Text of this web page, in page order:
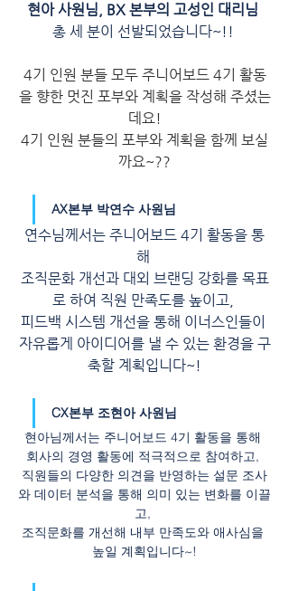
현아 사원님, BX 본부의 고성인 대리님
총 세 분이 선발되었습니다~!!
4기 인원 분들 모두 주니어보드 4기 활동
을 향한 멋진 포부와 계획을 작성해 주셨는
데요!
4기 인원 분들의 포부와 계획을 함께 보실
까요~??
AX본부 박연수 사원님
연수님께서는 주니어보드 4기 활동을 통
해
조직문화 개선과 대외 브랜딩 강화를 목표
로 하여 직원 만족도를 높이고,
피드백 시스템 개선을 통해 이너스인들이
자유롭게 아이디어를 낼 수 있는 환경을 구
축할 계획입니다~!
CX본부 조현아 사원님
현아님께서는 주니어보드 4기 활동을 통해
회사의 경영 활동에 적극적으로 참여하고,
직원들의 다양한 의견을 반영하는 설문 조사
와 데이터 분석을 통해 의미 있는 변화를 이끌
고,
조직문화를 개선해 내부 만족도와 애사심을
높일 계획입니다~!